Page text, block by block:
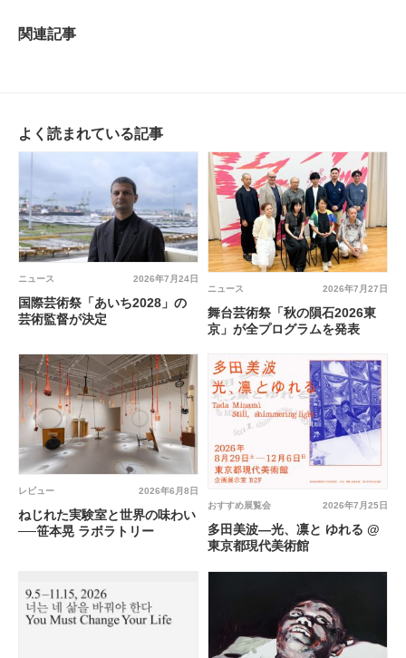
関連記事
よく読まれている記事
2026年7月24日
ニュース
国際芸術祭「あいち2028」の
芸術監督が決定
2026年7月27日
ニュース
舞台芸術祭「秋の隕石2026東
京」が全プログラムを発表
2026年6月8日
レビュー
ねじれた実験室と世界の味わい
──笹本晃 ラボラトリー
2026年7月25日
おすすめ展覧会
多田美波―光、凛と ゆれる @
東京都現代美術館